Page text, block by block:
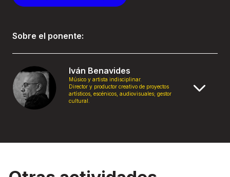
Sobre el ponente:
Iván Benavides
Músico y artista indisciplinar.
Director y productor creativo de proyectos
artísticos, escénicos, audiovisuales; gestor
cultural.